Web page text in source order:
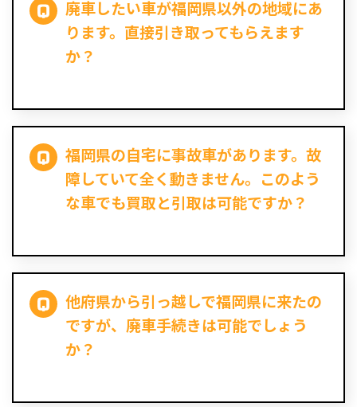
廃車したい車が福岡県以外の地域にあ
ります。直接引き取ってもらえます
か？
福岡県の自宅に事故車があります。故
障していて全く動きません。このよう
な車でも買取と引取は可能ですか？
他府県から引っ越しで福岡県に来たの
ですが、廃車手続きは可能でしょう
か？